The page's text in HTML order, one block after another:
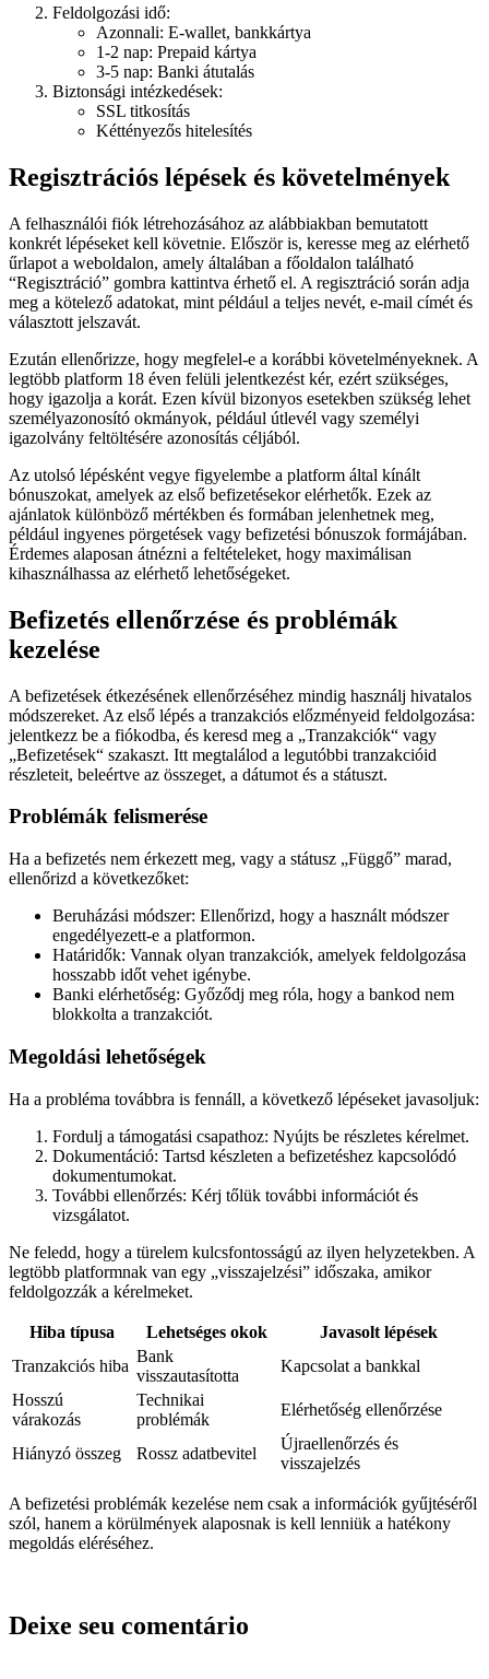
Feldolgozási idő:
Azonnali: E-wallet, bankkártya
1-2 nap: Prepaid kártya
3-5 nap: Banki átutalás
Biztonsági intézkedések:
SSL titkosítás
Kéttényezős hitelesítés
Regisztrációs lépések és követelmények
A felhasználói fiók létrehozásához az alábbiakban bemutatott
konkrét lépéseket kell követnie. Először is, keresse meg az elérhető
űrlapot a weboldalon, amely általában a főoldalon található
“Regisztráció” gombra kattintva érhető el. A regisztráció során adja
meg a kötelező adatokat, mint például a teljes nevét, e-mail címét és
választott jelszavát.
Ezután ellenőrizze, hogy megfelel-e a korábbi követelményeknek. A
legtöbb platform 18 éven felüli jelentkezést kér, ezért szükséges,
hogy igazolja a korát. Ezen kívül bizonyos esetekben szükség lehet
személyazonosító okmányok, például útlevél vagy személyi
igazolvány feltöltésére azonosítás céljából.
Az utolsó lépésként vegye figyelembe a platform által kínált
bónuszokat, amelyek az első befizetésekor elérhetők. Ezek az
ajánlatok különböző mértékben és formában jelenhetnek meg,
például ingyenes pörgetések vagy befizetési bónuszok formájában.
Érdemes alaposan átnézni a feltételeket, hogy maximálisan
kihasználhassa az elérhető lehetőségeket.
Befizetés ellenőrzése és problémák
kezelése
A befizetések étkezésének ellenőrzéséhez mindig használj hivatalos
módszereket. Az első lépés a tranzakciós előzményeid feldolgozása:
jelentkezz be a fiókodba, és keresd meg a „Tranzakciók“ vagy
„Befizetések“ szakaszt. Itt megtalálod a legutóbbi tranzakcióid
részleteit, beleértve az összeget, a dátumot és a státuszt.
Problémák felismerése
Ha a befizetés nem érkezett meg, vagy a státusz „Függő” marad,
ellenőrizd a következőket:
Beruházási módszer: Ellenőrizd, hogy a használt módszer
engedélyezett-e a platformon.
Határidők: Vannak olyan tranzakciók, amelyek feldolgozása
hosszabb időt vehet igénybe.
Banki elérhetőség: Győződj meg róla, hogy a bankod nem
blokkolta a tranzakciót.
Megoldási lehetőségek
Ha a probléma továbbra is fennáll, a következő lépéseket javasoljuk:
Fordulj a támogatási csapathoz: Nyújts be részletes kérelmet.
Dokumentáció: Tartsd készleten a befizetéshez kapcsolódó
dokumentumokat.
További ellenőrzés: Kérj tőlük további információt és
vizsgálatot.
Ne feledd, hogy a türelem kulcsfontosságú az ilyen helyzetekben. A
legtöbb platformnak van egy „visszajelzési” időszaka, amikor
feldolgozzák a kérelmeket.
Hiba típusa Lehetséges okok
Javasolt lépések
Tranzakciós hiba
Bank
visszautasította
Kapcsolat a bankkal
Hosszú
várakozás
Technikai
problémák
Elérhetőség ellenőrzése
Hiányzó összeg Rossz adatbevitel
Újraellenőrzés és
visszajelzés
A befizetési problémák kezelése nem csak a információk gyűjtéséről
szól, hanem a körülmények alaposnak is kell lenniük a hatékony
megoldás eléréséhez.
Deixe seu comentário